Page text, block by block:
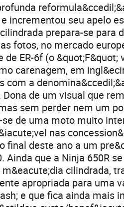
incrementou seu apelo
prepara-se para
fotos, no mercado
ER-6f (o &quot;F&quot;
carenagem, em
com a
Dona de um visual que
sem perder nem um
de uma moto muito
nas
final deste ano a um
Ainda que a Ninja 650R
cilindrada,
apropriada para uma
e que fica ainda mais